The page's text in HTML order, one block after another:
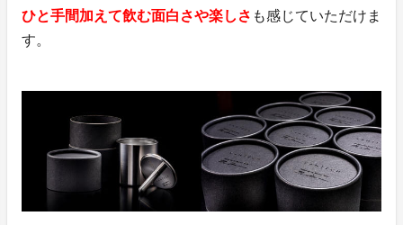
ひと手間加えて飲む面白さや楽しさ も感じていただけま
す。